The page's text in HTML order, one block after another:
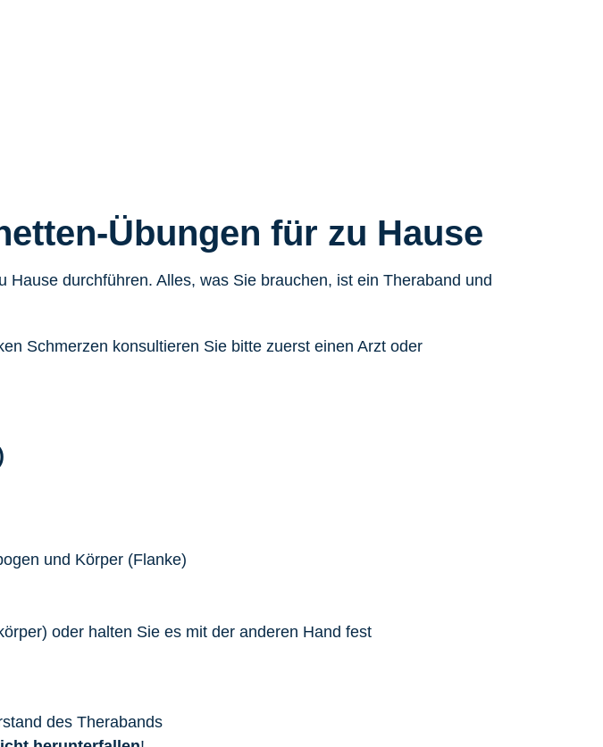
Übungen für zu Hause
durchführen. Alles, was Sie brauchen, ist ein Theraband und
Schmerzen konsultieren Sie bitte zuerst einen Arzt oder
und Körper (Flanke)
oder halten Sie es mit der anderen Hand fest
des Therabands